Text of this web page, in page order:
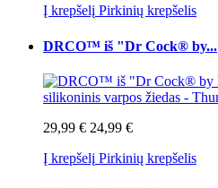
Į krepšelį Pirkinių krepšelis
DRCO™ iš "Dr Cock® by...
29,99 € 24,99 €
Į krepšelį Pirkinių krepšelis